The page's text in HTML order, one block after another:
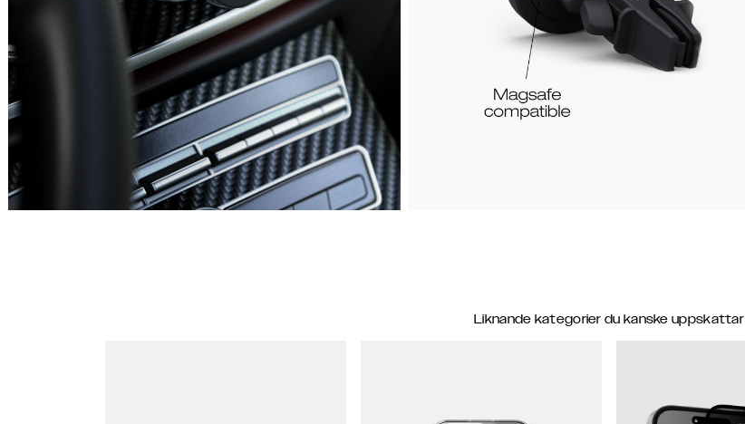
Liknande kategorier du kanske uppskattar